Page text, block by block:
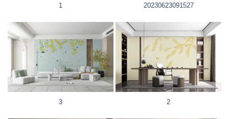
20230623091527
1
2
3